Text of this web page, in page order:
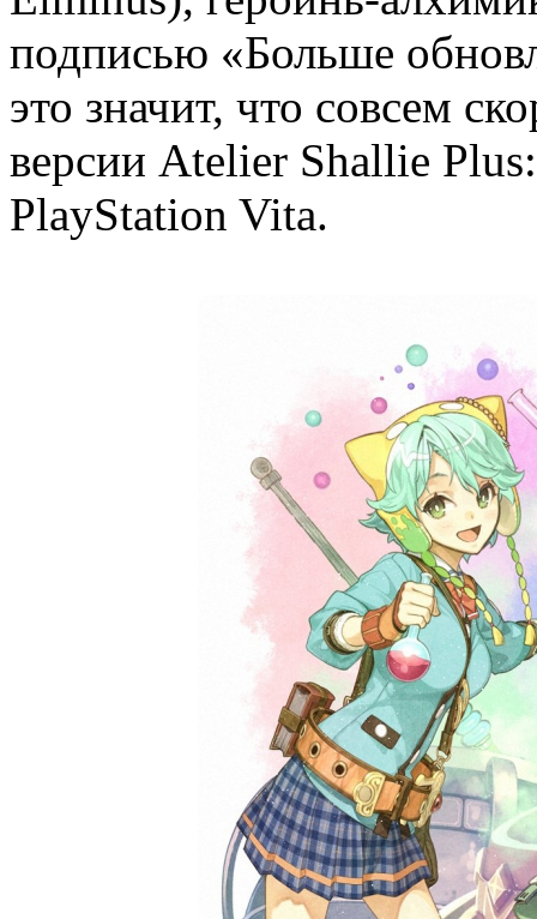
подписью «Больше
это значит, что совсем
версии Atelier Shallie
PlayStation Vita.